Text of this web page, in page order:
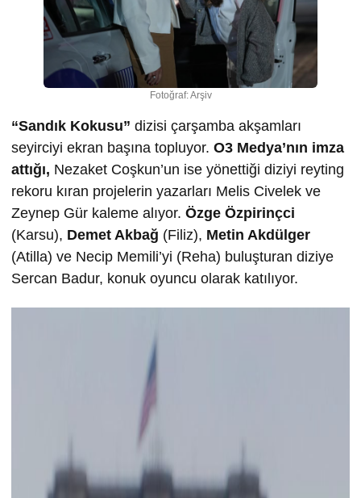
Fotoğraf: Arşiv
“Sandık Kokusu” dizisi çarşamba akşamları
seyirciyi ekran başına topluyor. O3 Medya’nın imza
attığı, Nezaket Coşkun’un ise yönettiği diziyi reyting
rekoru kıran projelerin yazarları Melis Civelek ve
Zeynep Gür kaleme alıyor. Özge Özpirinçci
(Karsu), Demet Akbağ (Filiz), Metin Akdülger
(Atilla) ve Necip Memili’yi (Reha) buluşturan diziye
Sercan Badur, konuk oyuncu olarak katılıyor.